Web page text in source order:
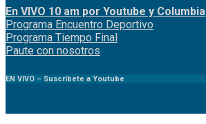
En VIVO 10 am por Youtube y Columbia
Programa Encuentro Deportivo
Programa Tiempo Final
Paute con nosotros
EN VIVO – Suscríbete a Youtube